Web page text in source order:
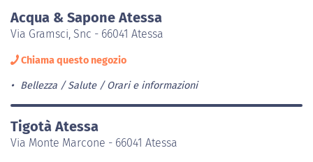
Acqua & Sapone Atessa
Via Gramsci, Snc - 66041 Atessa
Chiama questo negozio
Bellezza / Salute Orari e informazioni
Tigotà Atessa
Via Monte Marcone - 66041 Atessa